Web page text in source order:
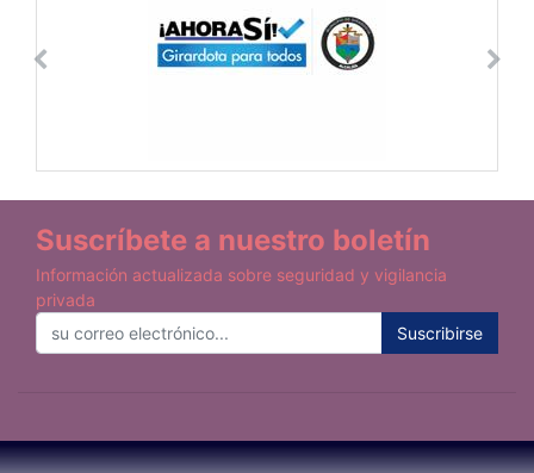
Suscríbete a nuestro boletín
Información actualizada sobre seguridad y vigilancia
privada
Suscribirse